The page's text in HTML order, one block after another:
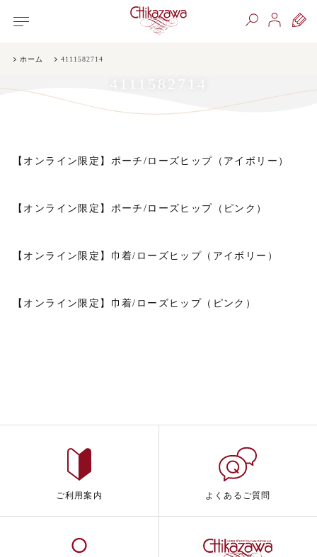
ホーム 4111582714
4111582714
【オンライン限定】ポーチ/ローズヒップ（アイボリー）
【オンライン限定】ポーチ/ローズヒップ（ピンク）
【オンライン限定】巾着/ローズヒップ（アイボリー）
【オンライン限定】巾着/ローズヒップ（ピンク）
ご利用案内 よくあるご質問